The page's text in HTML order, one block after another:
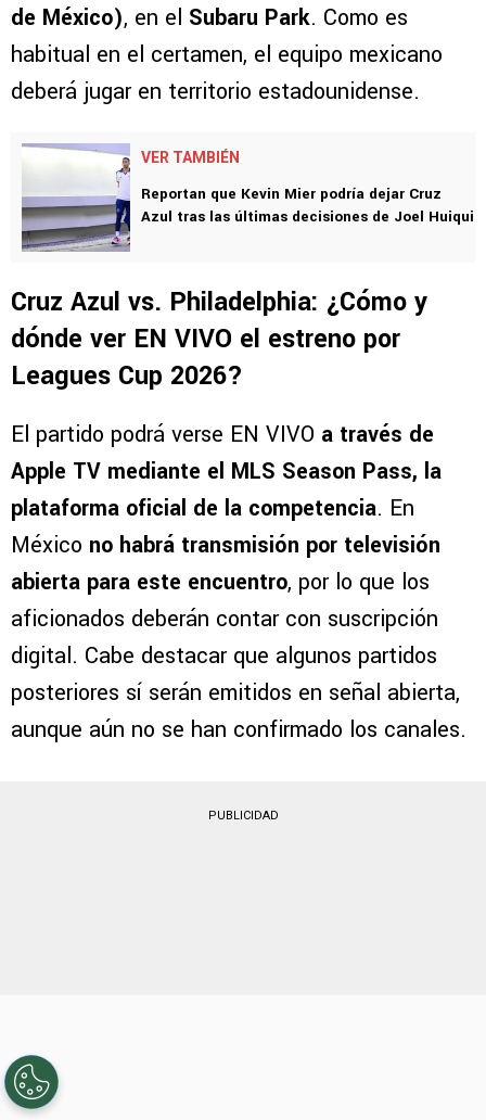
de México), en el Subaru Park. Como es
habitual en el certamen, el equipo mexicano
deberá jugar en territorio estadounidense.
VER TAMBIÉN
Reportan que Kevin Mier podría dejar Cruz
Azul tras las últimas decisiones de Joel Huiqui
Cruz Azul vs. Philadelphia: ¿Cómo y
dónde ver EN VIVO el estreno por
Leagues Cup 2026?
El partido podrá verse EN VIVO a través de
Apple TV mediante el MLS Season Pass, la
plataforma oficial de la competencia. En
México no habrá transmisión por televisión
abierta para este encuentro, por lo que los
aficionados deberán contar con suscripción
digital. Cabe destacar que algunos partidos
posteriores sí serán emitidos en señal abierta,
aunque aún no se han confirmado los canales.
PUBLICIDAD